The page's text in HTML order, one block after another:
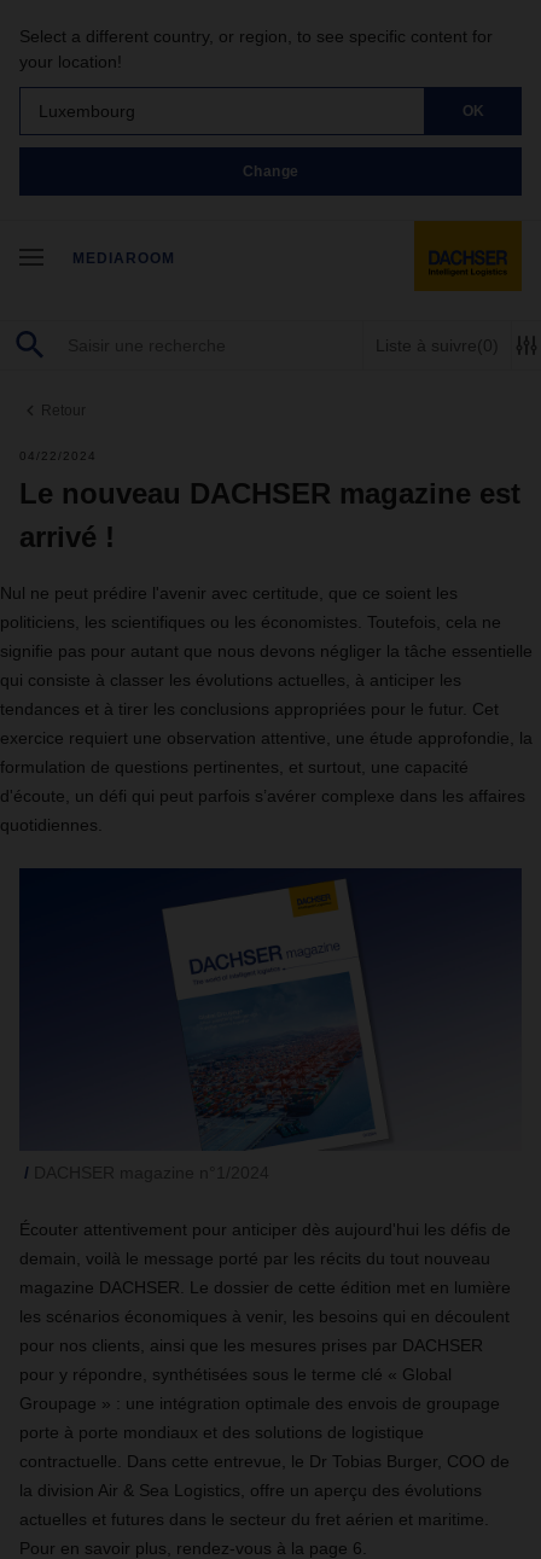
Select a different country, or region, to see specific content for
your location!
Luxembourg OK
Change
MEDIAROOM
Liste à suivre(0)
Retour
04/22/2024
Le nouveau DACHSER magazine est
arrivé !
Nul ne peut prédire l'avenir avec certitude, que ce soient les
politiciens, les scientifiques ou les économistes. Toutefois, cela ne
signifie pas pour autant que nous devons négliger la tâche essentielle
qui consiste à classer les évolutions actuelles, à anticiper les
tendances et à tirer les conclusions appropriées pour le futur. Cet
exercice requiert une observation attentive, une étude approfondie, la
formulation de questions pertinentes, et surtout, une capacité
d'écoute, un défi qui peut parfois s’avérer complexe dans les affaires
quotidiennes.
Écouter attentivement pour anticiper dès aujourd'hui les défis de
demain, voilà le message porté par les récits du tout nouveau
magazine DACHSER. Le dossier de cette édition met en lumière
les scénarios économiques à venir, les besoins qui en découlent
pour nos clients, ainsi que les mesures prises par DACHSER
pour y répondre, synthétisées sous le terme clé « Global
Groupage » : une intégration optimale des envois de groupage
porte à porte mondiaux et des solutions de logistique
contractuelle. Dans cette entrevue, le Dr Tobias Burger, COO de
la division Air & Sea Logistics, offre un aperçu des évolutions
actuelles et futures dans le secteur du fret aérien et maritime.
Pour en savoir plus, rendez-vous à la page 6.